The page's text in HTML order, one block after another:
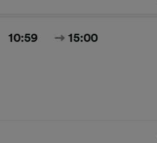
10:59 15:00